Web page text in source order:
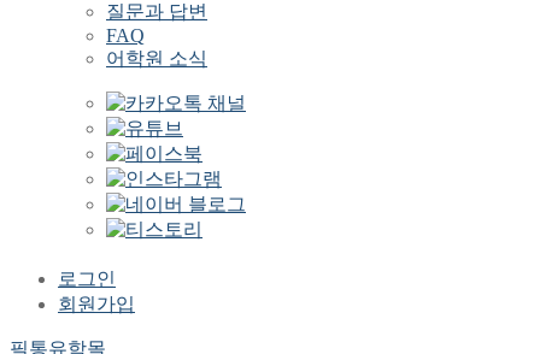
질문과 답변
FAQ
어학원 소식
로그인
회원가입
필통유학몰